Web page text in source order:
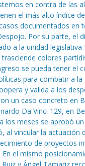
en contra de las
el más alto índice
documentados en
Por su parte, el
a la unidad legislativa
colores
se pueda tener el
para combatir a la
y valida a los
un caso concreto en
Da Vinci 129, en
los meses se aprobó
al vincular la actuación
de proyectos
el mismo